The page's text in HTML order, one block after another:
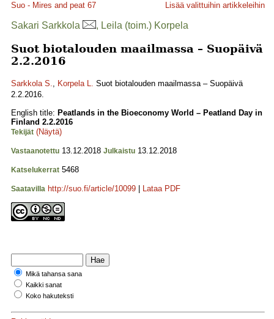
Suo - Mires and peat 67 Lisää valittuihin artikkeleihin
Sakari Sarkkola , Leila (toim.) Korpela
Suot biotalouden maailmassa – Suopäivä
2.2.2016
Sarkkola S., Korpela L. Suot biotalouden maailmassa – Suopäivä
2.2.2016.
English title: Peatlands in the Bioeconomy World – Peatland Day in
Finland 2.2.2016
Tekijät (Näytä)
Vastaanotettu 13.12.2018 Julkaistu 13.12.2018
Katselukerrat 5468
Saatavilla http://suo.fi/article/10099 Lataa PDF
Mikä tahansa sana
Kaikki sanat
Koko hakuteksti